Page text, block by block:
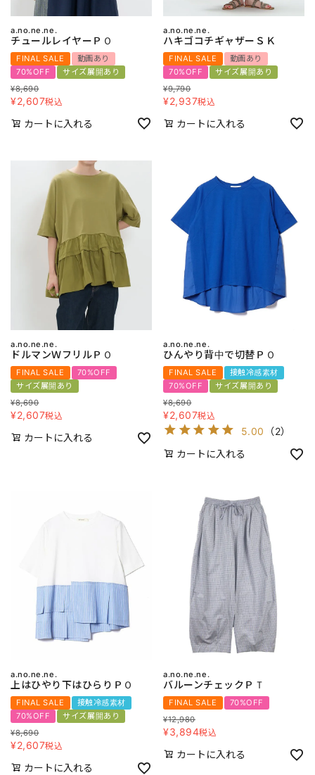
a.no.ne.ne.
チュールレイヤーＰＯ
FINAL SALE
動画あり
70%OFF
サイズ展開あり
¥8,690
¥2,607税込
カートに入れる
a.no.ne.ne.
ハキゴコチギャザーＳＫ
FINAL SALE
動画あり
70%OFF
サイズ展開あり
¥9,790
¥2,937税込
カートに入れる
a.no.ne.ne.
ドルマンＷフリルＰＯ
FINAL SALE
70%OFF
サイズ展開あり
¥8,690
¥2,607税込
カートに入れる
a.no.ne.ne.
ひんやり背中で切替ＰＯ
FINAL SALE
接触冷感素材
70%OFF
サイズ展開あり
¥8,690
¥2,607税込
5.00 （2）
カートに入れる
a.no.ne.ne.
上はひやり下はひらりＰＯ
FINAL SALE
接触冷感素材
70%OFF
サイズ展開あり
¥8,690
¥2,607税込
カートに入れる
a.no.ne.ne.
バルーンチェックＰＴ
FINAL SALE
70%OFF
¥12,980
¥3,894税込
カートに入れる